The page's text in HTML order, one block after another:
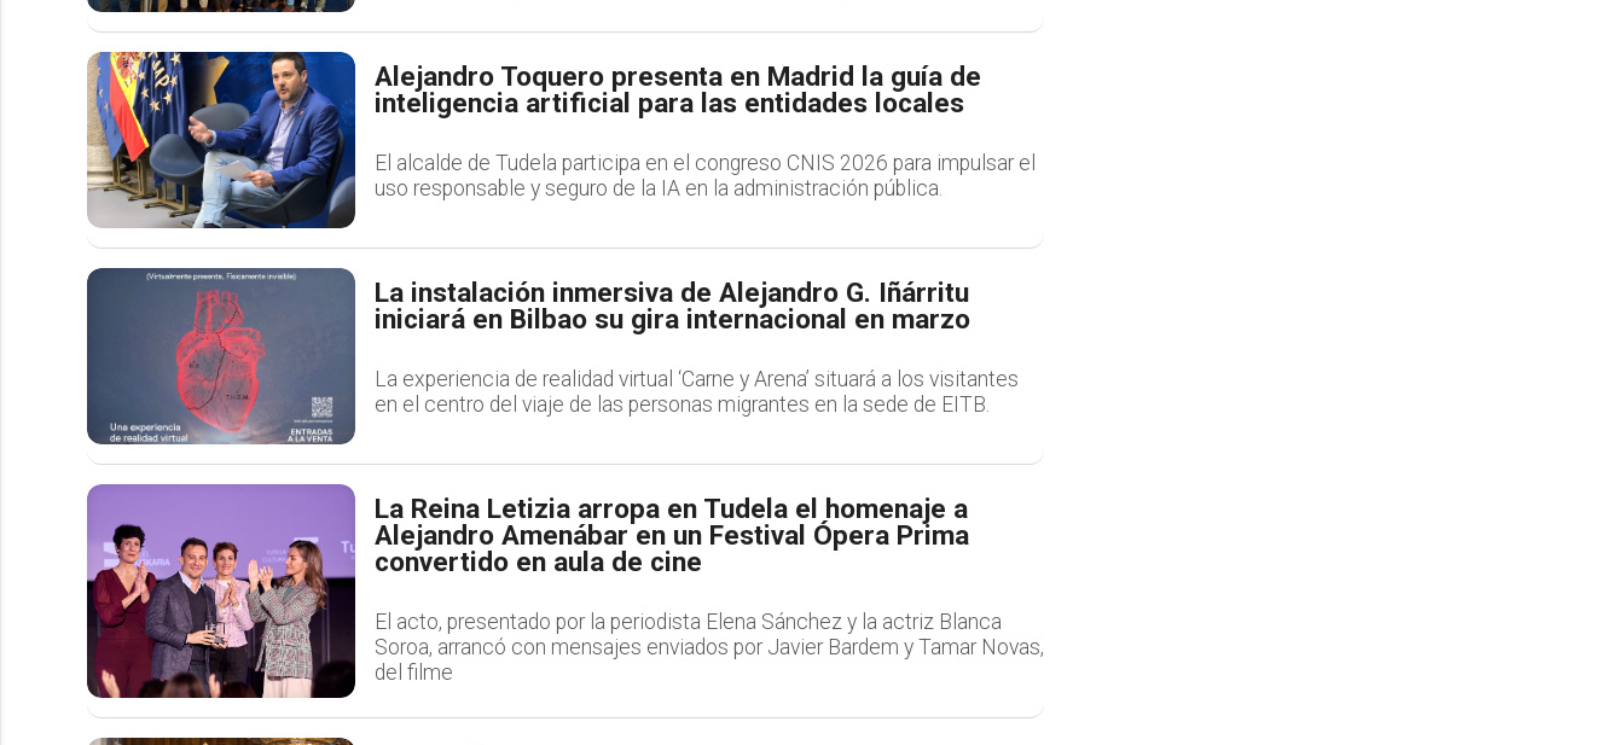
Alejandro Toquero presenta en Madrid la guía de
inteligencia artificial para las entidades locales
El alcalde de Tudela participa en el congreso CNIS 2026 para impulsar el
uso responsable y seguro de la IA en la administración pública.
La instalación inmersiva de Alejandro G. Iñárritu
iniciará en Bilbao su gira internacional en marzo
La experiencia de realidad virtual ‘Carne y Arena’ situará a los visitantes
en el centro del viaje de las personas migrantes en la sede de EITB.
La Reina Letizia arropa en Tudela el homenaje a
Alejandro Amenábar en un Festival Ópera Prima
convertido en aula de cine
El acto, presentado por la periodista Elena Sánchez y la actriz Blanca
Soroa, arrancó con mensajes enviados por Javier Bardem y Tamar Novas,
del filme